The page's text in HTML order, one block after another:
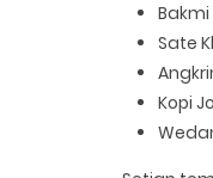
Sate
Kopi